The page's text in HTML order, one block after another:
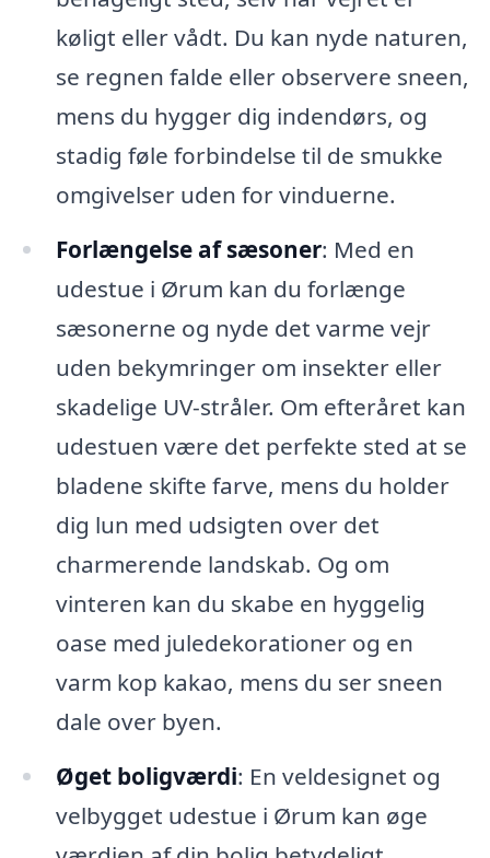
køligt eller vådt. Du kan nyde naturen,
se regnen falde eller observere sneen,
mens du hygger dig indendørs, og
stadig føle forbindelse til de smukke
omgivelser uden for vinduerne.
Forlængelse af sæsoner: Med en
udestue i Ørum kan du forlænge
sæsonerne og nyde det varme vejr
uden bekymringer om insekter eller
skadelige UV-stråler. Om efteråret kan
udestuen være det perfekte sted at se
bladene skifte farve, mens du holder
dig lun med udsigten over det
charmerende landskab. Og om
vinteren kan du skabe en hyggelig
oase med juledekorationer og en
varm kop kakao, mens du ser sneen
dale over byen.
Øget boligværdi: En veldesignet og
velbygget udestue i Ørum kan øge